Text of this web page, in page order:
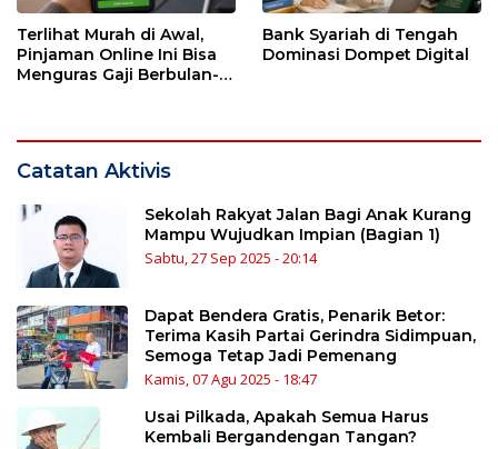
Terlihat Murah di Awal,
Pinjaman Online Ini Bisa
Menguras Gaji Berbulan-
Bank Syariah di Tengah
Dominasi Dompet Digital
Catatan Aktivis
Sekolah Rakyat Jalan Bagi Anak Kurang
Mampu Wujudkan Impian (Bagian 1)
Sabtu, 27 Sep 2025 - 20:14
Dapat Bendera Gratis, Penarik Betor:
Terima Kasih Partai Gerindra Sidimpuan,
Semoga Tetap Jadi Pemenang
Kamis, 07 Agu 2025 - 18:47
Usai Pilkada, Apakah Semua Harus
Kembali Bergandengan Tangan?